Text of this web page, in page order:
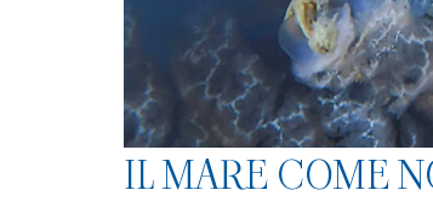
IL MARE COME